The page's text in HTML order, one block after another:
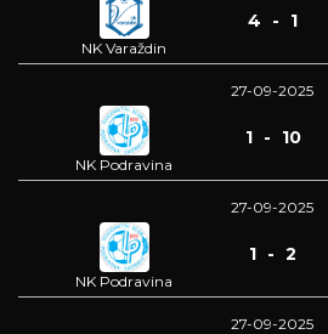
NK Varaždin
4 - 1
27-09-2025
NK Podravina
1 - 10
27-09-2025
NK Podravina
1 - 2
27-09-2025